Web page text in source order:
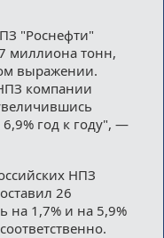
"Роснефти"
миллиона тонн,
выражении.
компании
6,9% год к году", —
НПЗ
26
на 1,7% и на 5,9%